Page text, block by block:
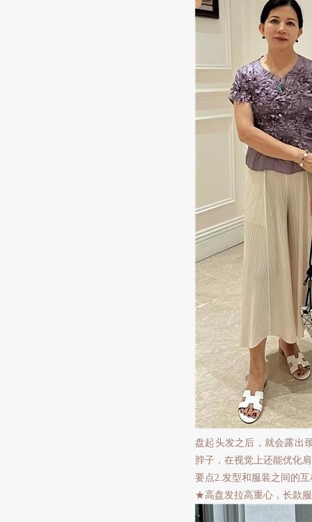
盘起头发之后，就会露出
脖子，在视觉上还能优化
要点2.发型和服装之间的
★高盘发拉高重心，长款